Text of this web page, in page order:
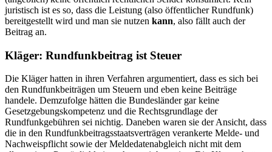
juristisch ist es so, dass die Leistung (also öffentlicher Rundfunk)
bereitgestellt wird und man sie nutzen kann, also fällt auch der
Beitrag an.
Kläger: Rundfunkbeitrag ist Steuer
Die Kläger hatten in ihren Verfahren argumentiert, dass es sich bei
den Rundfunkbeiträgen um Steuern und eben keine Beiträge
handele. Demzufolge hätten die Bundesländer gar keine
Gesetzgebungskompetenz und die Rechtsgrundlage der
Rundfunkgebühren sei nichtig. Daneben waren sie der Ansicht, dass
die in den Rundfunkbeitragsstaatsverträgen verankerte Melde- und
Nachweispflicht sowie der Meldedatenabgleich nicht mit dem